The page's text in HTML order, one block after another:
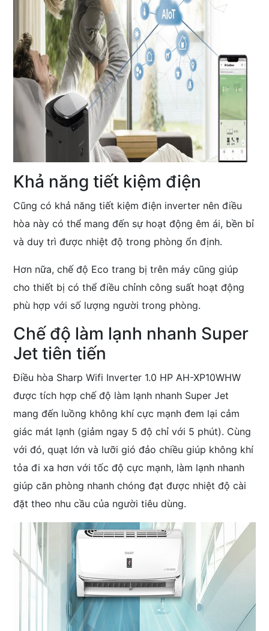
Khả năng tiết kiệm điện
Cũng có khả năng tiết kiệm điện inverter nên điều
hòa này có thể mang đến sự hoạt động êm ái, bền bỉ
và duy trì được nhiệt độ trong phòng ổn định.
Hơn nữa, chế độ Eco trang bị trên máy cũng giúp
cho thiết bị có thể điều chỉnh công suất hoạt động
phù hợp với số lượng người trong phòng.
Chế độ làm lạnh nhanh Super
Jet tiên tiến
Điều hòa Sharp Wifi Inverter 1.0 HP AH-XP10WHW
được tích hợp chế độ làm lạnh nhanh Super Jet
mang đến luồng không khí cực mạnh đem lại cảm
giác mát lạnh (giảm ngay 5 độ chỉ với 5 phút). Cùng
với đó, quạt lớn và lưỡi gió đảo chiều giúp không khí
tỏa đi xa hơn với tốc độ cực mạnh, làm lạnh nhanh
giúp căn phòng nhanh chóng đạt được nhiệt độ cài
đặt theo nhu cầu của người tiêu dùng.